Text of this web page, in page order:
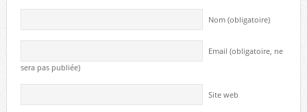
Nom (obligatoire)
Email (obligatoire, ne
sera pas publiée)
Site web